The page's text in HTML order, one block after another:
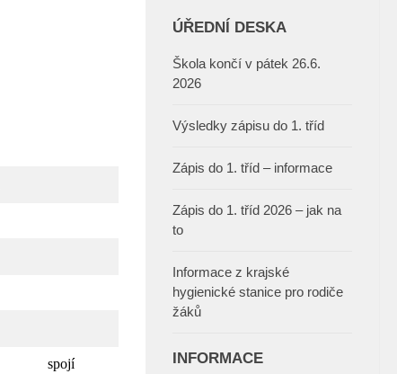
spojí
ÚŘEDNÍ DESKA
Škola končí v pátek 26.6.
2026
Výsledky zápisu do 1. tříd
Zápis do 1. tříd – informace
Zápis do 1. tříd 2026 – jak na
to
Informace z krajské
hygienické stanice pro rodiče
žáků
INFORMACE